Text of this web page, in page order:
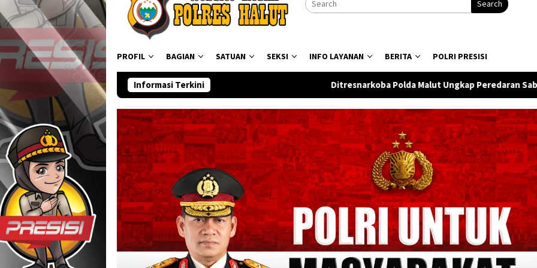
Search
PROFIL BAGIAN SATUAN SEKSI INFO LAYANAN BERITA POLRI PRESISI
Informasi Terkini Ditresnarkoba Polda Malut Ungkap Peredaran Sabu di Halmahera Tengah,